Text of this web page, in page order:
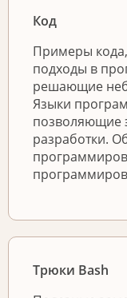
Код
Примеры
подходы в
решающие
Языки
позволяющие
разработки.
Трюки Bash